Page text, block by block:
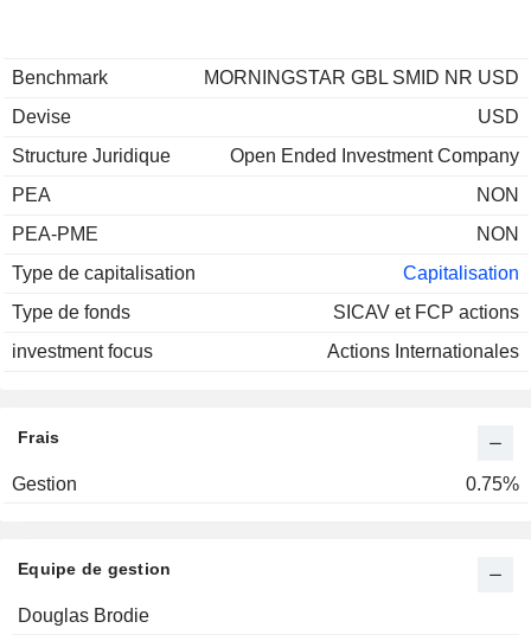
Benchmark
MORNINGSTAR GBL SMID NR USD
Devise
USD
Structure Juridique
Open Ended Investment Company
PEA
NON
PEA-PME
NON
Type de capitalisation
Capitalisation
Type de fonds
SICAV et FCP actions
investment focus
Actions Internationales
Frais
Gestion 0.75%
Equipe de gestion
Nom Depuis
Douglas Brodie